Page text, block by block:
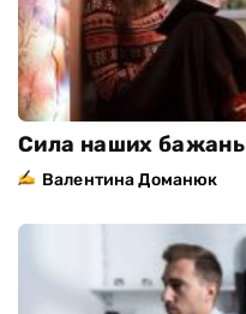
Сила наших бажань
Валентина Доманюк